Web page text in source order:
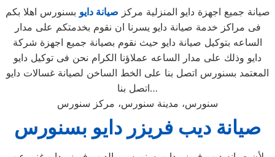
صيانة جميع اجهزة دايو المنزلية مركز صيانة دايو بسنورس اهلا بكم
فى مراكز خدمة صيانة دايو يسرنا ان نقوم بخدمتكم على مدار
الساعه بتوكيل صيانة دايو حيث نقوم بصيانة جميع اجهزة شركة
دايو وذلك على مدار الساعه عملاؤنا الكرام نحن فى توكيل دايو
المعتمد بسنورس اتصل بنا على الخط الساخن لصيانة غسالات دايو
اتصل بنا…
سنورس، مدينة سنورس، مركز سنورس
صيانة ديب فريزر دايو بسنورس